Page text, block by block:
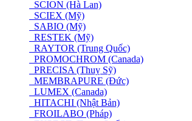
SCION (Hà Lan)
SCIEX (Mỹ)
SABIO (Mỹ)
RESTEK (Mỹ)
RAYTOR (Trung Quốc)
PROMOCHROM (Canada)
PRECISA (Thuỵ Sỹ)
MEMBRAPURE (Đức)
LUMEX (Canada)
HITACHI (Nhật Bản)
FROILABO (Pháp)